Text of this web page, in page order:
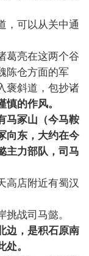
，可以从关中通
葛亮在这两个谷
陈仓方面的军
褒斜道，包抄诸
的作风。
马冢山（今马鞍
向东，大约在今
主力部队，司马
高店附近有蜀汉
战司马懿。
边，是积石原南
。